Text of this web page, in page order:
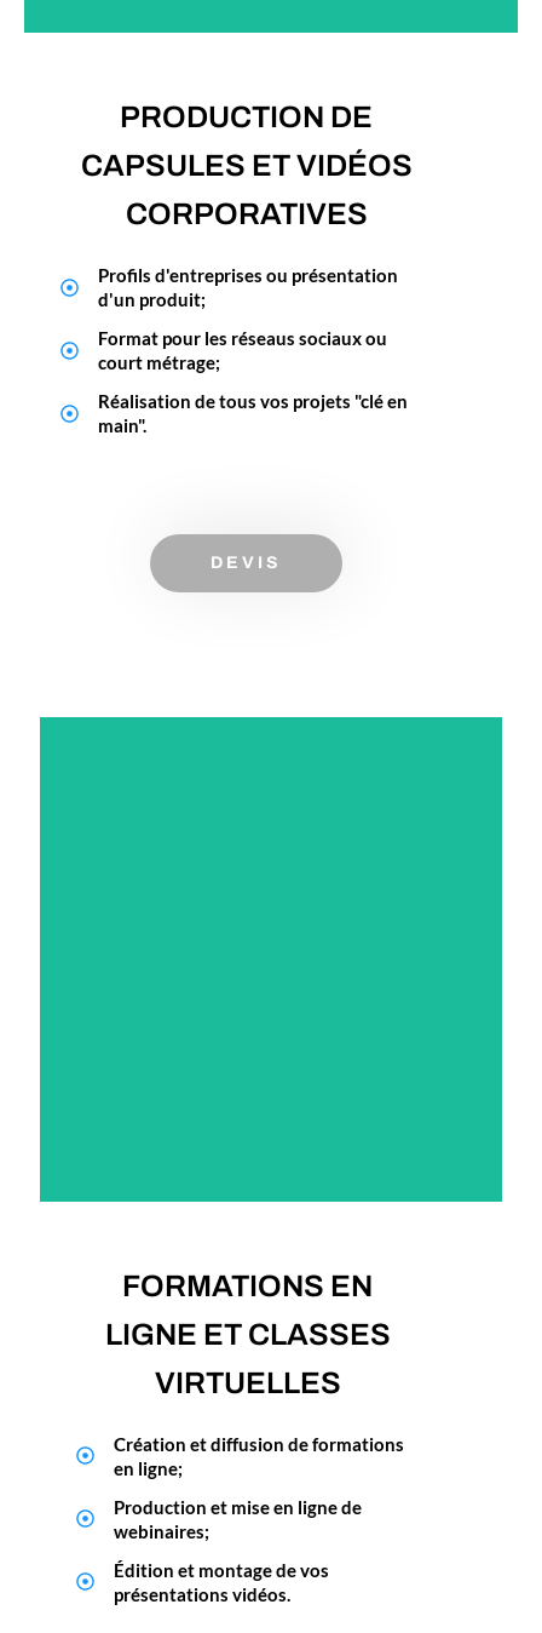
PRODUCTION DE
CAPSULES ET VIDÉOS
CORPORATIVES
Profils d'entreprises ou présentation
d'un produit;
Format pour les réseaus sociaux ou
court métrage;
Réalisation de tous vos projets "clé en
main".
DEVIS
FORMATIONS EN
LIGNE ET CLASSES
VIRTUELLES
Création et diffusion de formations
en ligne;
Production et mise en ligne de
webinaires;
Édition et montage de vos
présentations vidéos.